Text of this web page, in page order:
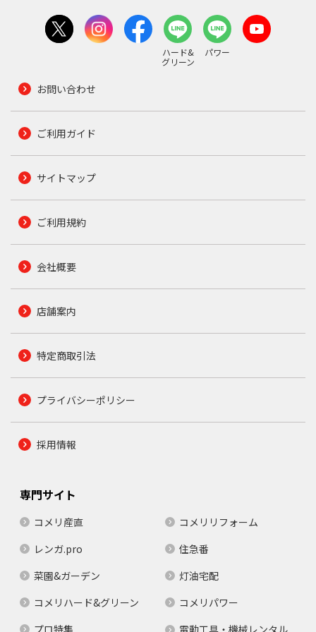
ハード&
グリーン
パワー
お問い合わせ
ご利用ガイド
サイトマップ
ご利用規約
会社概要
店舗案内
特定商取引法
プライバシーポリシー
採用情報
専門サイト
コメリ産直
コメリリフォーム
レンガ.pro
住急番
菜園&ガーデン
灯油宅配
コメリハード&グリーン
コメリパワー
プロ特集
電動工具・機械レンタル